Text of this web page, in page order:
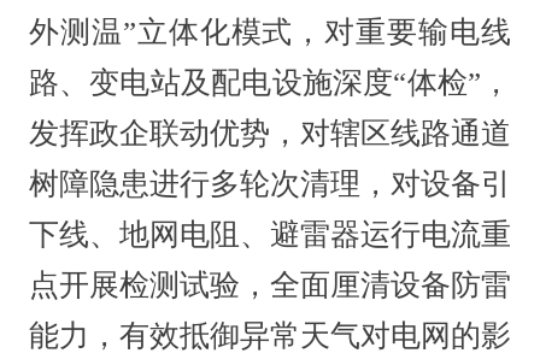
外测温”立体化模式，对重要输电线
路、变电站及配电设施深度“体检”，
发挥政企联动优势，对辖区线路通道
树障隐患进行多轮次清理，对设备引
下线、地网电阻、避雷器运行电流重
点开展检测试验，全面厘清设备防雷
能力，有效抵御异常天气对电网的影